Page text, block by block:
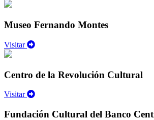
Museo Fernando Montes
Visitar
Centro de la Revolución Cultural
Visitar
Fundación Cultural del Banco